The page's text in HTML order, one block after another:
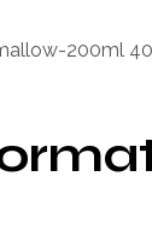
200ml